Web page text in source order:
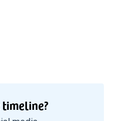
timeline?